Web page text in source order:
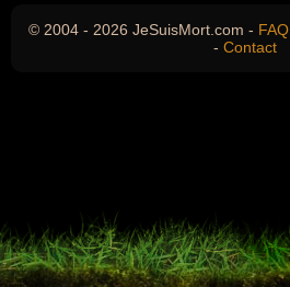
© 2004 - 2026 JeSuisMort.com - FAQ
- Contact